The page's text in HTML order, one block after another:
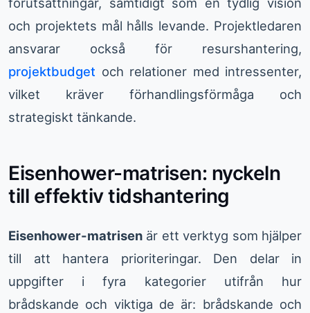
och projektets mål hålls levande. Projektledaren
ansvarar också för resurshantering,
projektbudget och relationer med intressenter,
vilket kräver förhandlingsförmåga och
strategiskt tänkande.
Eisenhower-matrisen: nyckeln
till effektiv tidshantering
Eisenhower-matrisen är ett verktyg som hjälper
till att hantera prioriteringar. Den delar in
uppgifter i fyra kategorier utifrån hur
brådskande och viktiga de är: brådskande och